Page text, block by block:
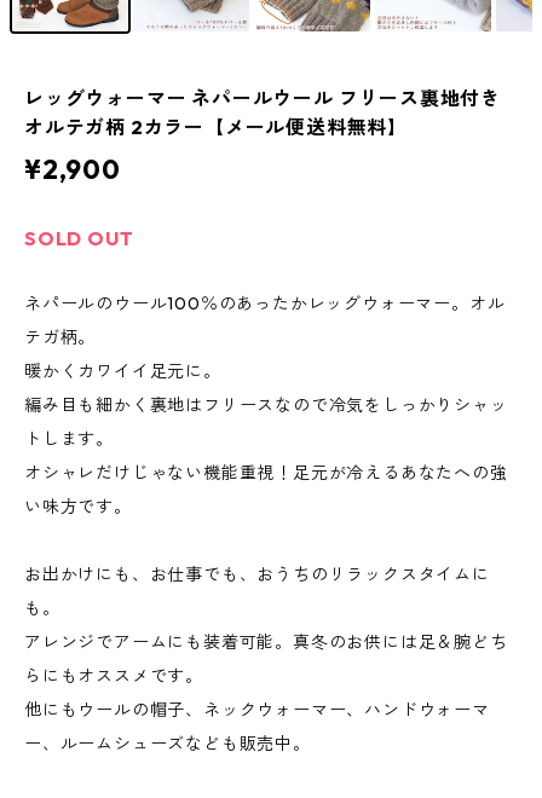
レッグウォーマー ネパールウール フリース裏地付き
オルテガ柄 2カラー【メール便送料無料】
¥2,900
SOLD OUT
ネパールのウール100％のあったかレッグウォーマー。オル
テガ柄。
暖かくカワイイ足元に。
編み目も細かく裏地はフリースなので冷気をしっかりシャッ
トします。
オシャレだけじゃない機能重視！足元が冷えるあなたへの強
い味方です。
お出かけにも、お仕事でも、おうちのリラックスタイムに
も。
アレンジでアームにも装着可能。真冬のお供には足＆腕どち
らにもオススメです。
他にもウールの帽子、ネックウォーマー、ハンドウォーマ
ー、ルームシューズなども販売中。